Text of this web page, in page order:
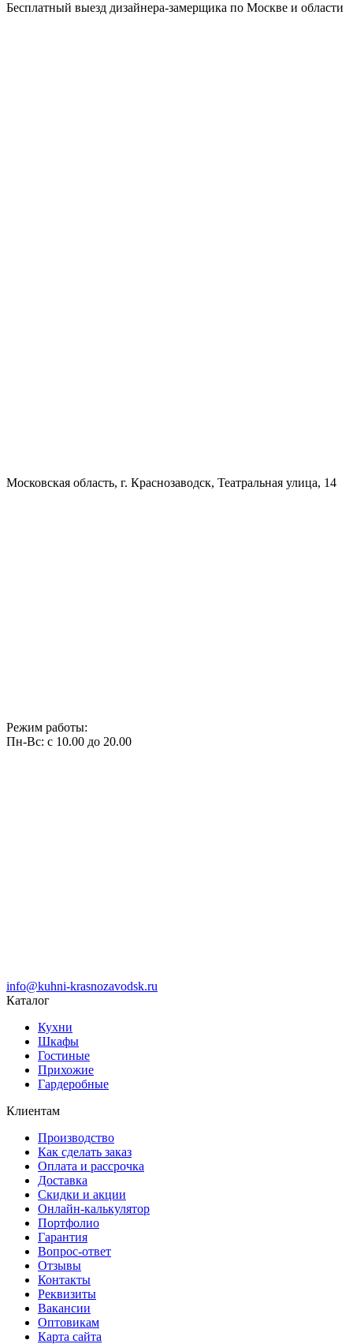
Бесплатный выезд дизайнера-замерщика по Москве и области
Московская область, г. Краснозаводск, Театральная улица, 14
Режим работы:
Пн-Вс: с 10.00 до 20.00
info@kuhni-krasnozavodsk.ru
Каталог
Кухни
Шкафы
Гостиные
Прихожие
Гардеробные
Клиентам
Производство
Как сделать заказ
Оплата и рассрочка
Доставка
Скидки и акции
Онлайн-калькулятор
Портфолио
Гарантия
Вопрос-ответ
Отзывы
Контакты
Реквизиты
Вакансии
Оптовикам
Карта сайта